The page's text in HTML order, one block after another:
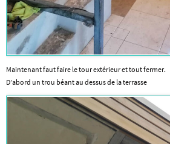
Maintenant faut faire le tour extérieur et tout fermer.
D’abord un trou béant au dessus de la terrasse